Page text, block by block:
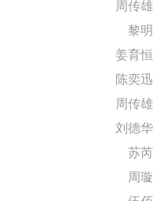
周传雄
黎明
姜育恒
陈奕迅
周传雄
刘德华
苏芮
周璇